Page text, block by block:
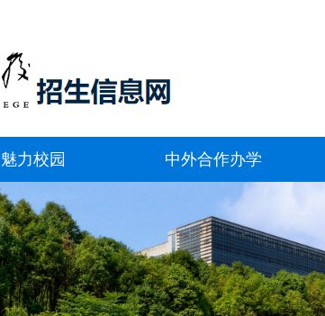
魅力校园 中外合作办学